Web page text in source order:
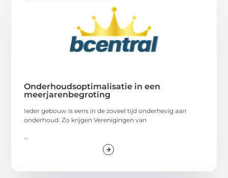
Onderhoudsoptimalisatie in een
meerjarenbegroting
Ieder gebouw is eens in de zoveel tijd onderhevig aan
onderhoud. Zo krijgen Verenigingen van